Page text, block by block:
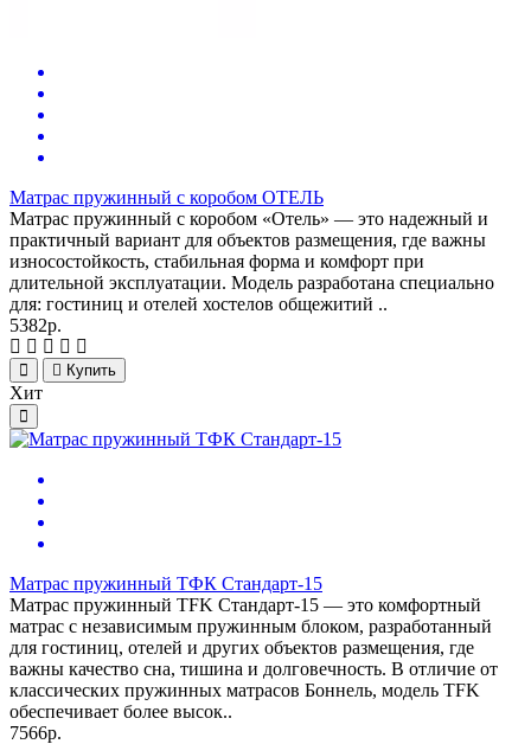
Матрас пружинный c коробом ОТЕЛЬ
Матрас пружинный с коробом «Отель» — это надежный и
практичный вариант для объектов размещения, где важны
износостойкость, стабильная форма и комфорт при
длительной эксплуатации. Модель разработана специально
для: гостиниц и отелей хостелов общежитий ..
5382р.
Купить
Хит
Матрас пружинный ТФК Стандарт-15
Матрас пружинный TFK Стандарт-15 — это комфортный
матрас с независимым пружинным блоком, разработанный
для гостиниц, отелей и других объектов размещения, где
важны качество сна, тишина и долговечность. В отличие от
классических пружинных матрасов Боннель, модель TFK
обеспечивает более высок..
7566р.